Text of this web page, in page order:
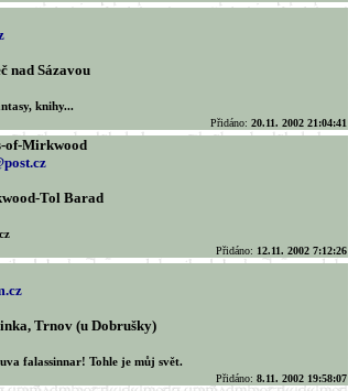
nad Sázavou
knihy...
Přidáno: 20.11. 2002 21:04:41
of-Mirkwood
Tol Barad
Přidáno: 12.11. 2002 7:12:26
Trnov (u Dobrušky)
falassinnar! Tohle je můj svět.
Přidáno: 8.11. 2002 19:58:07